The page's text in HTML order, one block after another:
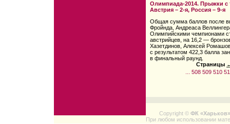
Олимпиада-2014. Прыжки с
Австрия – 2-я, Россия – 9-я
Общая сумма баллов после
Фройнда, Андреаса
Олимпийскими чемпионами
австрийцев, на 16,2 —
Хазетдинов, Алексей
с результатом 422,3 балла
в финальный раунд.
Страницы
508 509 510
Copyright © ФК «Харьков»
При любом использовании